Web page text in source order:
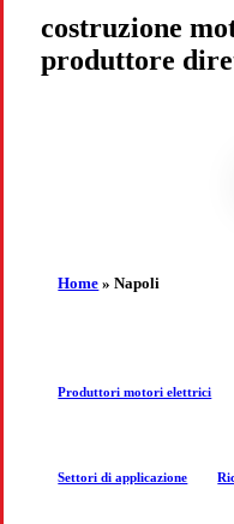
costruzione
produttore
Home »Napoli
Produttori motori elettrici
Settori di applicazione